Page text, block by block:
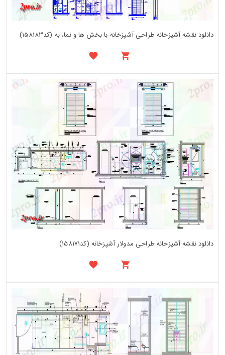
دانلود نقشه آشپزخانه طراحی آشپزخانه با بخش ها و نما، به (کد158183)
دانلود نقشه آشپزخانه طراحی مدولار آشپزخانه (کد158171)